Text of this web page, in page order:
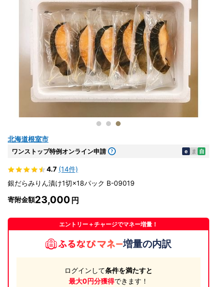
北海道根室市
ワンストップ特例オンライン申請 e ま 自
4.7 (14件)
銀だらみりん漬け1切×18パック B-09019
寄附金額23,000
エントリー＋チャージでマネー増量！
増量の内訳
ログインして条件を満たすと
最大0円分獲得できます！